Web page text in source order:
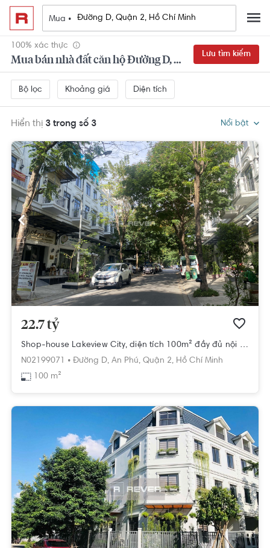
Mua •
100% xác thực
Mua bán nhà đất căn hộ Đường D, Quận 2, Hồ Chí Minh
Lưu tìm kiếm
Bộ lọc Khoảng giá Diện tích
Hiển thị 3 trong số 3 Nổi bật
22.7 tỷ
Shop-house Lakeview City, diện tích 100m² đầy đủ nội thất thiết kế sang trọng
N02199071 • Đường D, An Phú, Quận 2, Hồ Chí Minh
100 m²